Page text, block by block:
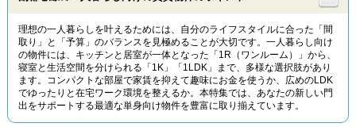
TOP
理想の一人暮らしを叶えるためには、自分のライフスタイルに合った「間
取り」と「予算」のバランスを見極めることが大切です。一人暮らし向け
の物件には、キッチンと居室が一体となった「1R（ワンルーム）」から、
寝室と生活空間を分けられる「1K」「1LDK」まで、多様な選択肢があり
ます。コンパクトな部屋で家賃を抑えて趣味にお金を使うか、広めのLDK
でゆったりと在宅ワーク環境を整えるか。本特集では、あなたの新しい門
出をサポートする最適な単身向け物件を豊富に取り揃えています。